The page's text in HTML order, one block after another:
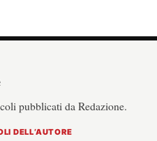
pubblicati da Redazione.
DELL’AUTORE